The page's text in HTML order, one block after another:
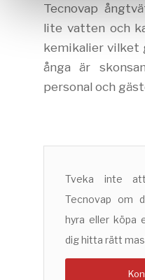
Tecnovap
lite vatten och
kemikalier
ånga är
personal och
Tveka inte
Tecnovap om
hyra eller köpa
dig hitta rätt